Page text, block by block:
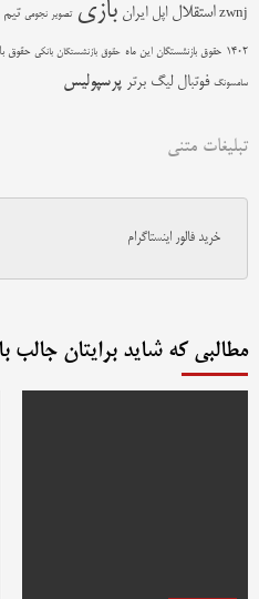
zwnj استقلال اپل ایران بازی تصویر نجومی
1402 حقوق بازنشستگان این ماه حقوق بازنشستگان بانکی حقوق
سامسونگ فوتبال لیگ برتر پرسپولیس
تبلیغات متنی
خرید فالور اینستاگرام
مطالبی که شاید برایتان جالب